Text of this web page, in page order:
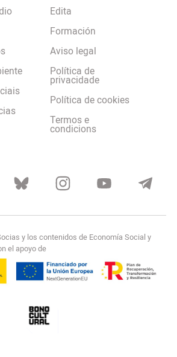
Edita
Formación
Aviso legal
Política de
privacidade
Política de cookies
Termos e
condicions
y los contenidos de Economía Social y
el apoyo de